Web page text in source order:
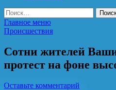
Найти:
Главное меню
Происшествия
Сотни жителей
протест на фоне
Оставьте комментарий